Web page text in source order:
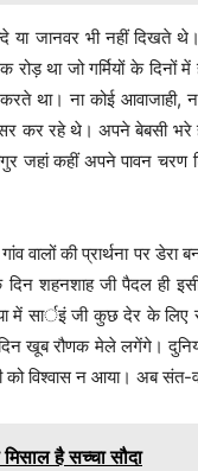
या जानवर भी नहीं
रोड़ था जो गर्मियों के
करते था। ना कोई
रहे थे। अपने बेबसी भरे
कहीं अपने पावन चरण
वालों की प्रार्थना पर डेरा
शहनशाह जी पैदल ही
में सार्इं जी कुछ देर के
खूब रौणक मेले लगेंगे।
विश्वास न आया। अब संत-
है सच्चा सौदा